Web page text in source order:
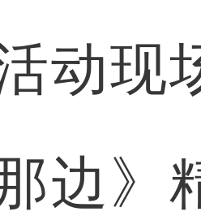
现场
边》